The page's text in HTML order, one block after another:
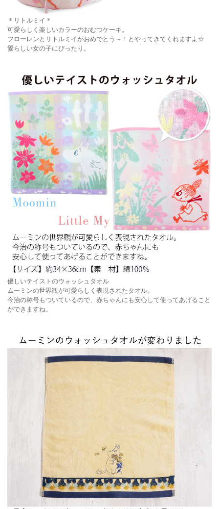
＊リトルミイ＊
可愛らしく楽しいカラーのおむつケーキ。
フローレンとリトルミイがおめでとう～！とやってきてくれますよ☆
愛らしい女の子にぴったり。
優しいテイストのウォッシュタオル
ムーミンの世界観が可愛らしく表現されたタオル。
今治の称号もついているので、赤ちゃんにも安心して使ってあげること
ができますね。